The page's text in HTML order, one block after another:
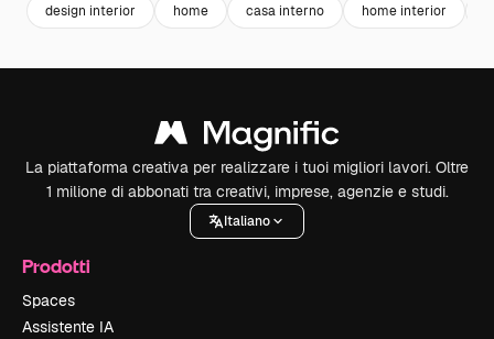
design interior home casa interno home interior
La piattaforma creativa per realizzare i tuoi migliori lavori. Oltre
1 milione di abbonati tra creativi, imprese, agenzie e studi.
Italiano
Prodotti
Spaces
Assistente IA